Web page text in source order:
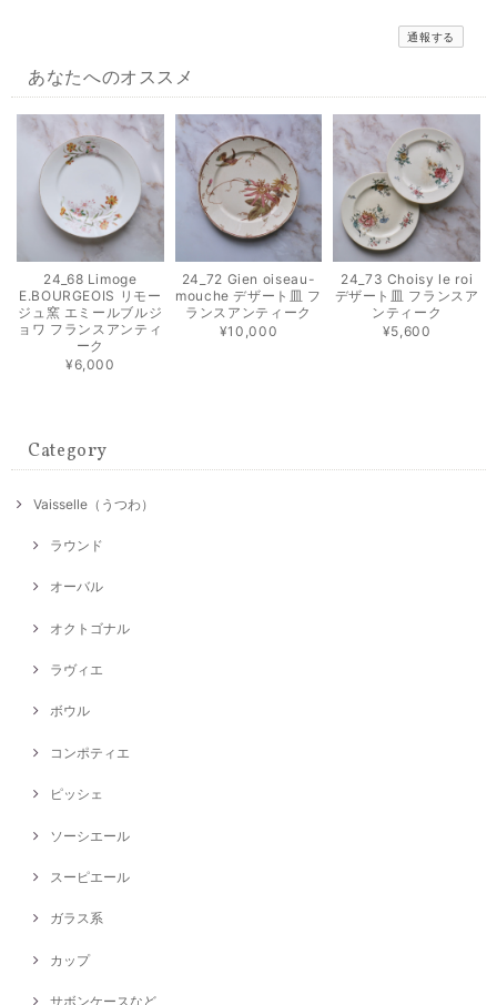
通報する
あなたへのオススメ
24_68 Limoge
E.BOURGEOIS リモー
ジュ窯 エミールブルジ
ョワ フランスアンティ
ーク
¥6,000
24_72 Gien oiseau-
mouche デザート皿 フ
ランスアンティーク
¥10,000
24_73 Choisy le roi
デザート皿 フランスア
ンティーク
¥5,600
Category
Vaisselle（うつわ）
ラウンド
オーバル
オクトゴナル
ラヴィエ
ボウル
コンポティエ
ピッシェ
ソーシエール
スーピエール
ガラス系
カップ
サボンケースなど